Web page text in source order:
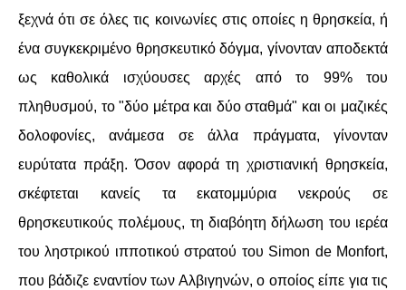
ΙΣΤΟΡΊΑ / ΘΕΩΡΊΑ
ΘΕΩΡΊΑ
ΠΟΛΙΤΙΣΜΌΣ
ΛΟΓΟΤΕΧΝΊΑ / ΤΈΧΝΗ
ΜΟΥΣΙΚΉ
ξεχνά ότι σε όλες τις κοινωνίες στις οποίες η θρησκεία, ή
ένα συγκεκριμένο θρησκευτικό δόγμα, γίνονταν αποδεκτά
ως καθολικά ισχύουσες αρχές από το 99% του
πληθυσμού, το "δύο μέτρα και δύο σταθμά" και οι μαζικές
δολοφονίες, ανάμεσα σε άλλα πράγματα, γίνονταν
ευρύτατα πράξη. Όσον αφορά τη χριστιανική θρησκεία,
σκέφτεται κανείς τα εκατομμύρια νεκρούς σε
θρησκευτικούς πολέμους, τη διαβόητη δήλωση του ιερέα
του ληστρικού ιπποτικού στρατού του Simon de Monfort,
που βάδιζε εναντίον των Αλβιγηνών, ο οποίος είπε για τις